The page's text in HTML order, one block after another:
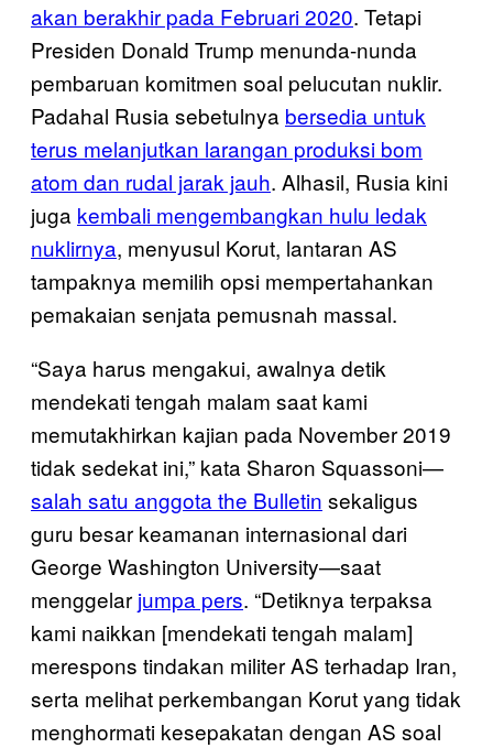
akan berakhir pada Februari 2020. Tetapi
Presiden Donald Trump menunda-nunda
pembaruan komitmen soal pelucutan nuklir.
Padahal Rusia sebetulnya bersedia untuk
terus melanjutkan larangan produksi bom
atom dan rudal jarak jauh. Alhasil, Rusia kini
juga kembali mengembangkan hulu ledak
nuklirnya, menyusul Korut, lantaran AS
tampaknya memilih opsi mempertahankan
pemakaian senjata pemusnah massal.
“Saya harus mengakui, awalnya detik
mendekati tengah malam saat kami
memutakhirkan kajian pada November 2019
tidak sedekat ini,” kata Sharon Squassoni—
salah satu anggota the Bulletin sekaligus
guru besar keamanan internasional dari
George Washington University—saat
menggelar jumpa pers. “Detiknya terpaksa
kami naikkan [mendekati tengah malam]
merespons tindakan militer AS terhadap Iran,
serta melihat perkembangan Korut yang tidak
menghormati kesepakatan dengan AS soal